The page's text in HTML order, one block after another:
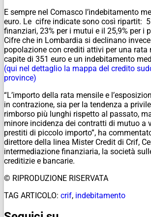
E sempre nel Comasco l’indebitamento
euro. Le cifre indicate sono così ripartit:
finanziari, 23% per i mutui e il 25,9% per i
Cifre che in Lombardia si declinano
popolazione con crediti attivi per una rata
capite di 351 euro e un indebitamento
(qui nel dettaglio la mappa del credito
province)
“L’importo della rata mensile e
in contrazione, sia per la tendenza a
rimborso più lunghi rispetto al passato,
minore incidenza dei contratti di mutuo a
prestiti di piccolo importo”, ha
direttore della linea Mister Credit di Crif,
intermediazione finanziaria, la società
creditizie e bancarie.
© RIPRODUZIONE RISERVATA
TAG ARTICOLO: crif, indebitamento